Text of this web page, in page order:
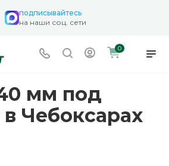
подписывайтесь
на наши соц. сети
0
мм под
Чебоксарах